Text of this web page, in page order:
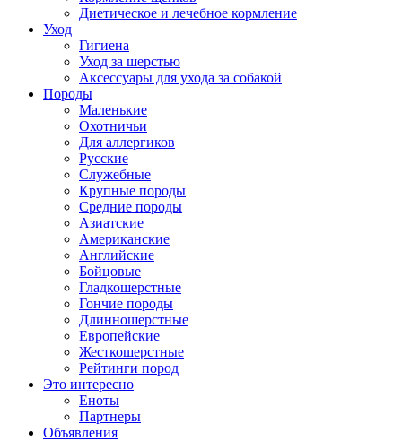
Диетическое и лечебное кормление
Уход
Гигиена
Уход за шерстью
Аксессуары для ухода за собакой
Породы
Маленькие
Охотничьи
Для аллергиков
Русские
Служебные
Крупные породы
Средние породы
Азиатские
Американские
Английские
Бойцовые
Гладкошерстные
Гончие породы
Длинношерстные
Европейские
Жесткошерстные
Рейтинги пород
Это интересно
Еноты
Партнеры
Объявления